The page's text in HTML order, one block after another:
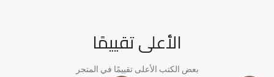
الأعلى تقييمًا
بعض الكتب الأعلى تقييمًا في المتجر